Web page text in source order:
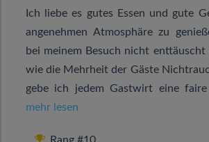
Ich liebe es gutes Essen und gute
angenehmen Atmosphäre zu
bei meinem Besuch nicht
wie die Mehrheit der Gäste
gebe ich jedem Gastwirt eine faire
mehr lesen